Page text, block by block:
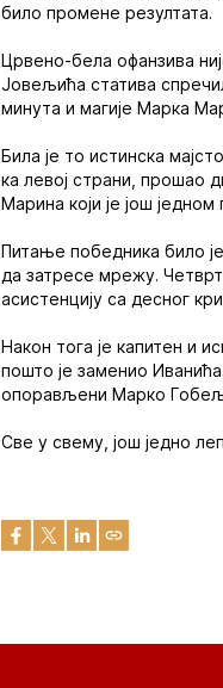
било промене резултата.
Црвено-бела офанзива
Јовељића статива
минута и магије Марка
Била је то истинска
ка левој страни, прошао
Марина који је још
Питање победника било
да затресе мрежу.
асистенцију са десног
Након тога је капитен и
пошто је заменио
опорављени Марко
Све у свему, још једно